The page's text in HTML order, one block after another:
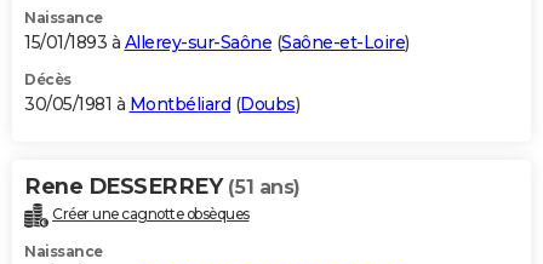
Naissance
15/01/1893 à Allerey-sur-Saône (Saône-et-Loire)
Décès
30/05/1981 à Montbéliard (Doubs)
Rene DESSERREY (51 ans)
Créer une cagnotte obsèques
Naissance